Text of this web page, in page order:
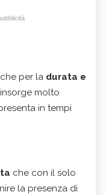
per la durata e
molto
in tempi
che con il solo
la presenza di